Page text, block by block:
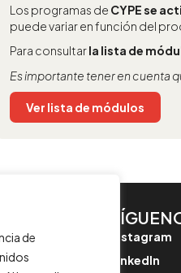
de
Los programas de CYPE se
puede variar en función del
Para consultarla lista de
Es importante tener en cuenta
Ver lista de módulos
Instagram
LinkedIn